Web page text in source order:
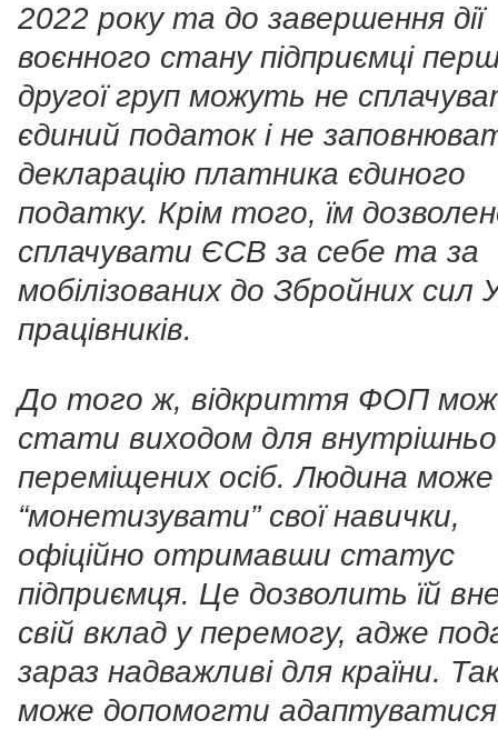
2022 року та до завершення дії
воєнного стану підприємці
другої груп можуть не
єдиний податок і не
декларацію платника єдиного
податку. Крім того, їм
сплачувати ЄСВ за себе та за
мобілізованих до Збройних сил
працівників.
До того ж, відкриття ФОП
стати виходом для
переміщених осіб. Людина може
“монетизувати” свої навички,
офіційно отримавши статус
підприємця. Це дозволить їй
свій вклад у перемогу, адже
зараз надважливі для країни.
може допомогти